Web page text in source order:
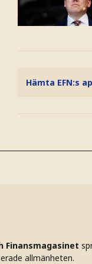
Hämta EFN:s
Finansmagasinet
allmänheten.